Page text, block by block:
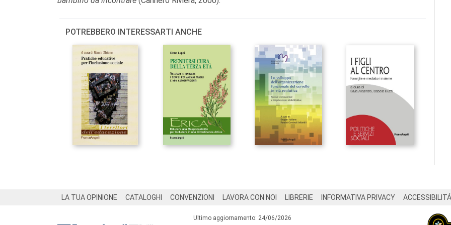
POTREBBERO INTERESSARTI ANCHE
LA TUA OPINIONE CATALOGHI CONVENZIONI LAVORA CON NOI LIBRERIE INFORMATIVA PRIVACY ACCESSIBILITÁ
Ultimo aggiornamento: 24/06/2026